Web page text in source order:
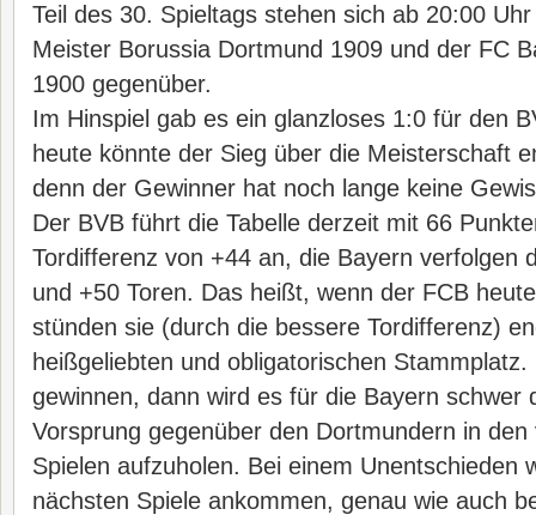
Teil des 30. Spieltags stehen sich ab 20:00
Meister Borussia Dortmund 1909 und der FC
1900 gegenüber.
Im Hinspiel gab es ein glanzloses 1:0 für den
heute könnte der Sieg über die Meisterschaft
denn der Gewinner hat noch lange keine
Der BVB führt die Tabelle derzeit mit 66
Tordifferenz von +44 an, die Bayern verfolgen
und +50 Toren. Das heißt, wenn der FCB
stünden sie (durch die bessere Tordifferenz)
heißgeliebten und obligatorischen
gewinnen, dann wird es für die Bayern schwer
Vorsprung gegenüber den Dortmundern in
Spielen aufzuholen. Bei einem Unentschieden
nächsten Spiele ankommen, genau wie auch